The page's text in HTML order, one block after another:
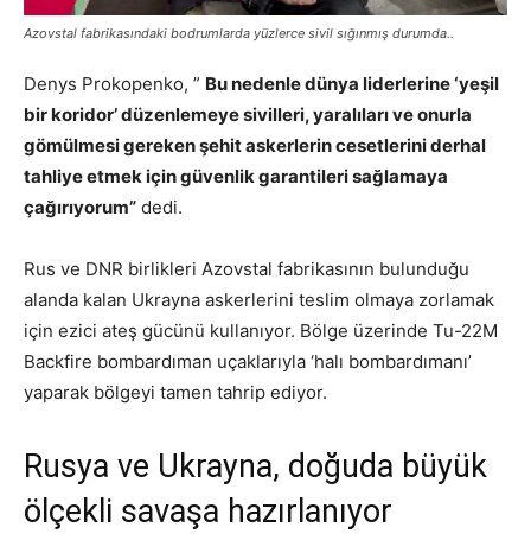
Azovstal fabrikasındaki bodrumlarda yüzlerce sivil sığınmış durumda..
Denys Prokopenko, ” Bu nedenle dünya liderlerine ‘yeşil
bir koridor’ düzenlemeye sivilleri, yaralıları ve onurla
gömülmesi gereken şehit askerlerin cesetlerini derhal
tahliye etmek için güvenlik garantileri sağlamaya
çağırıyorum” dedi.
Rus ve DNR birlikleri Azovstal fabrikasının bulunduğu
alanda kalan Ukrayna askerlerini teslim olmaya zorlamak
için ezici ateş gücünü kullanıyor. Bölge üzerinde Tu-22M
Backfire bombardıman uçaklarıyla ‘halı bombardımanı’
yaparak bölgeyi tamen tahrip ediyor.
Rusya ve Ukrayna, doğuda büyük
ölçekli savaşa hazırlanıyor